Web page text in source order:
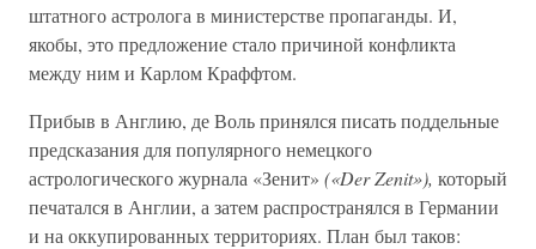
штатного астролога в министерстве пропаганды. И,
якобы, это предложение стало причиной конфликта
между ним и Карлом Краффтом.
Прибыв в Англию, де Воль принялся писать поддельные
предсказания для популярного немецкого
астрологического журнала «Зенит» («Der Zenit»), который
печатался в Англии, а затем распространялся в Германии
и на оккупированных территориях. План был таков: